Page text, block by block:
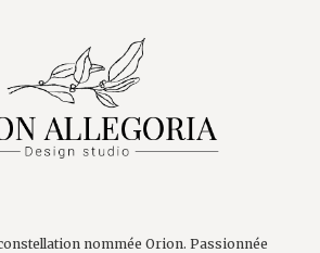
nommée Orion. Passionnée